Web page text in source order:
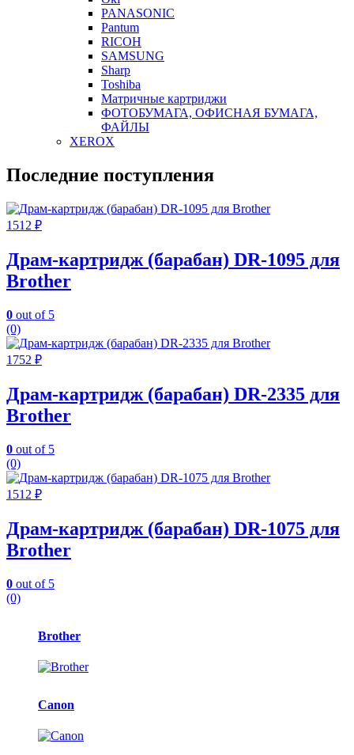
PANASONIC
Pantum
RICOH
SAMSUNG
Sharp
Toshiba
Матричные картриджи
ФОТОБУМАГА, ОФИСНАЯ БУМАГА,
ФАЙЛЫ
XEROX
Последние поступления
1512 ₽
Драм-картридж (барабан) DR-1095 для
Brother
0 out of 5
(0)
1752 ₽
Драм-картридж (барабан) DR-2335 для
Brother
0 out of 5
(0)
1512 ₽
Драм-картридж (барабан) DR-1075 для
Brother
0 out of 5
(0)
Карусель
брендов
Brother
Canon